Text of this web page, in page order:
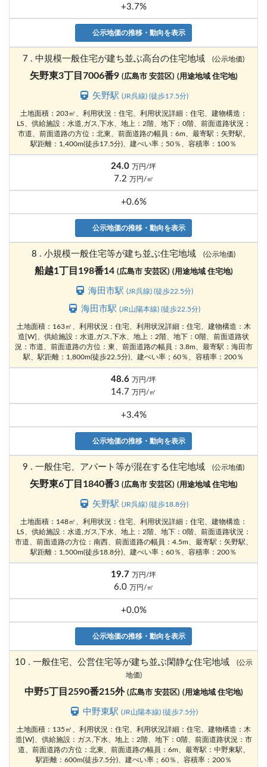
+3.7%
公示地価の推移・動向を表示
7 . 中規模一般住宅が建ち並ぶ高台の住宅地域 (公示地価)
矢野東3丁目7006番9 (広島市 安芸区) (用途地域 住宅地)
矢野駅(JR呉線) (徒歩17.5分)
土地面積：203㎡、利用状況：住宅、利用状況詳細：住宅、建物構造：
LS、供給施設：水道,ガス,下水、地上：2階、地下：0階、前面道路状況：
市道、前面道路の方位：北東、前面道路の幅員：6m、最寄駅：矢野駅、
駅距離：1,400m(徒歩17.5分)、建ぺい率；50％、容積率：100％
24.0 万円/坪
7.2 万円/㎡
+0.6%
公示地価の推移・動向を表示
8 . 小規模一般住宅等が建ち並ぶ住宅地域 (公示地価)
船越1丁目198番14 (広島市 安芸区) (用途地域 住宅地)
海田市駅 (JR呉線) (徒歩22.5分)
海田市駅 (JR山陽本線) (徒歩22.5分)
土地面積：163㎡、利用状況：住宅、利用状況詳細：住宅、建物構造：木
造[W]、供給施設：水道,ガス,下水、地上：2階、地下：0階、前面道路状
況：市道、前面道路の方位：東、前面道路の幅員：3.8m、最寄駅：海田市
駅、駅距離：1,800m(徒歩22.5分)、建ぺい率；60％、容積率：200％
48.6 万円/坪
14.7 万円/㎡
+3.4%
公示地価の推移・動向を表示
9 . 一般住宅、アパート等が混在する住宅地域 (公示地価)
矢野東6丁目1840番3 (広島市 安芸区) (用途地域 住宅地)
矢野駅(JR呉線) (徒歩18.8分)
土地面積：148㎡、利用状況：住宅、利用状況詳細：住宅、建物構造：
LS、供給施設：水道,ガス,下水、地上：2階、地下：0階、前面道路状況：
市道、前面道路の方位：南西、前面道路の幅員：4.5m、最寄駅：矢野駅、
駅距離：1,500m(徒歩18.8分)、建ぺい率；60％、容積率：200％
19.7 万円/坪
6.0 万円/㎡
+0.0%
公示地価の推移・動向を表示
10 . 一般住宅、公営住宅等が建ち並ぶ閑静な住宅地域
(公示
地価)
中野5丁目2590番215外 (広島市 安芸区) (用途地域 住宅地)
中野東駅(JR山陽本線) (徒歩7.5分)
土地面積：135㎡、利用状況：住宅、利用状況詳細：住宅、建物構造：木
造[W]、供給施設：ガス,下水、地上：2階、地下：0階、前面道路状況：市
道、前面道路の方位：北東、前面道路の幅員：6m、最寄駅：中野東駅、
駅距離：600m(徒歩7.5分)、建ぺい率；60％、容積率：200％